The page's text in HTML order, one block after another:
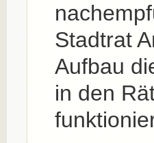
Stadtrat
Aufbau
in den